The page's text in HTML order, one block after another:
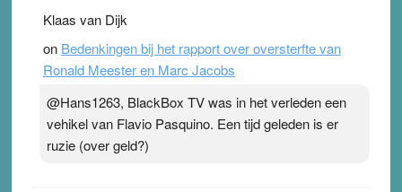
Klaas van Dijk
on Bedenkingen bij het rapport over oversterfte van
Ronald Meester en Marc Jacobs
@Hans1263, BlackBox TV was in het verleden een
vehikel van Flavio Pasquino. Een tijd geleden is er
ruzie (over geld?)